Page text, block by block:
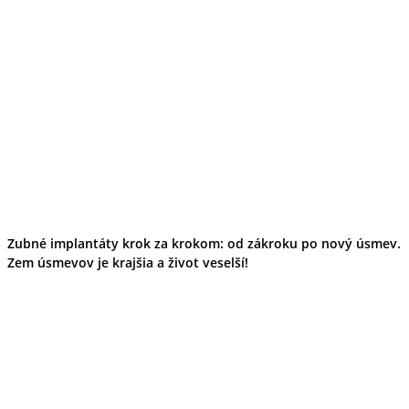
Zubné implantáty krok za krokom: od zákroku po nový úsmev.
Zem úsmevov je krajšia a život veselší!